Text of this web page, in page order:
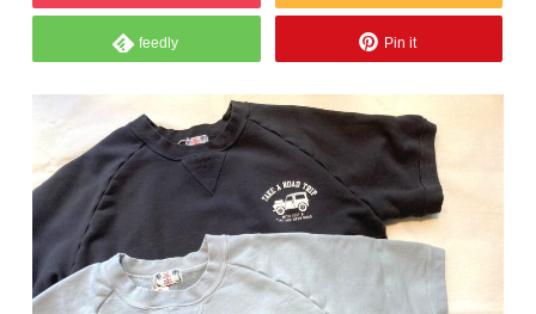
feedly Pin it